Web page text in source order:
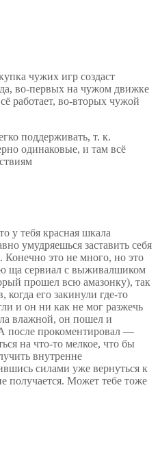
чужих игр создаст
во-первых на чужом движке
работает, во-вторых чужой
поддерживать, т. к.
одинаковые, и там всё
у тебя красная шкала
умудряешься заставить себя
Конечно это не много, но это
ща сервиал с выживалшиком
прошел всю амазонку), так
когда его закинули где-то
и он ни как не мог разжечь
влажной, он пошел и
после прокоментировал —
на что-то мелкое, что бы
внутренне
силами уже вернуться к
получается. Может тебе тоже